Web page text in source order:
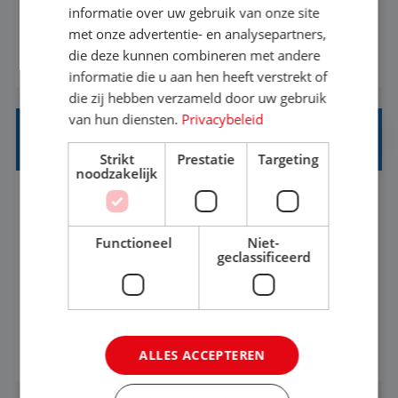
onvergetelijke vakanties van hun leven, hoe gaaf
is dat? Ben jij de commerciële professional die
net zo goed thuis is in een onderhandeling als op
verkenning bij een nieuwe accommodatie ergens
in Europa? Dan is dit jouw kans. A...
BEKIJK VACATURE
PRODUCTMANAGER SUMMERCAMPS
Baan 25-32 uur HBO
Bedenk jij de zomerkampen waar kinderen en
jongeren nog jarenlang over napraten? Word jij
enthousiast van het ontwikkelen van
onvergetelijke vakanties voor kinderen en
jongeren? Zie jij kansen om bestaande
programma's nóg leuker te maken en nieuwe
BEKIJK VACATURE
informatie over uw gebruik van onze site
met onze advertentie- en analysepartners,
die deze kunnen combineren met andere
informatie die u aan hen heeft verstrekt of
die zij hebben verzameld door uw gebruik
van hun diensten. Privacybeleid
Strikt
noodzakelijk
Prestatie Targeting
Functioneel
Niet-
geclassificeerd
ALLES ACCEPTEREN